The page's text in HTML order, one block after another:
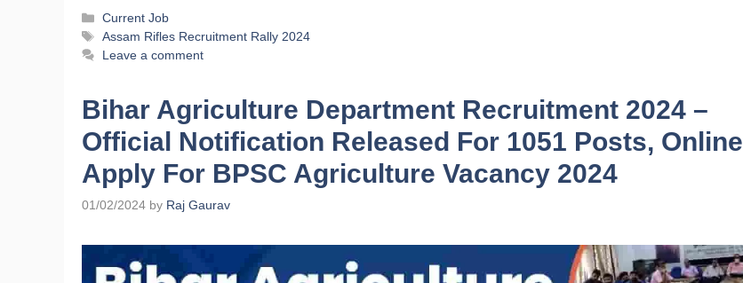
Current Job
Assam Rifles Recruitment Rally 2024
Leave a comment
Bihar Agriculture Department Recruitment 2024 –
Official Notification Released For 1051 Posts, Online
Apply For BPSC Agriculture Vacancy 2024
01/02/2024 by Raj Gaurav